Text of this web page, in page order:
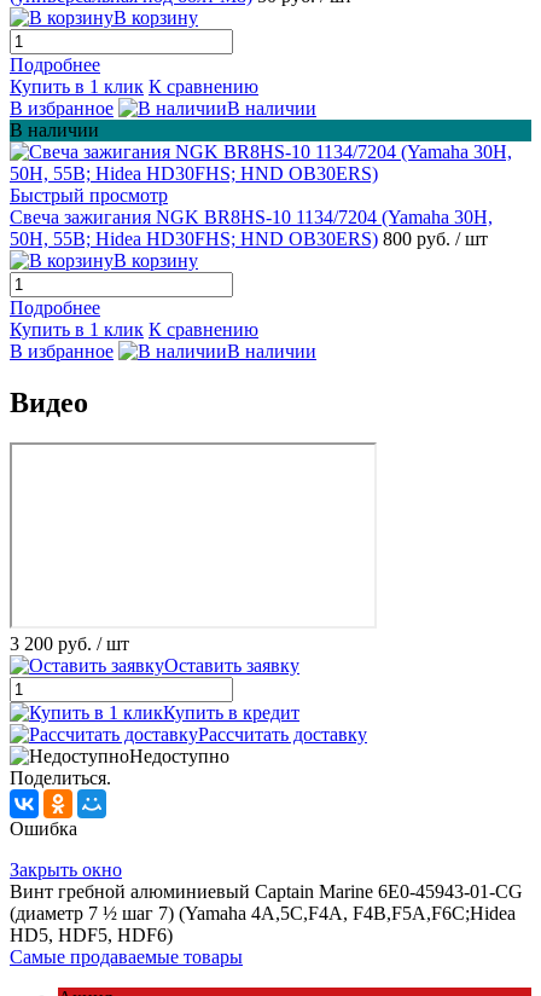
В корзину
Подробнее
Купить в 1 клик К сравнению
В избранное
В наличии
В наличии
Быстрый просмотр
Свеча зажигания NGK BR8HS-10 1134/7204 (Yamaha 30H,
50H, 55B; Hidea HD30FHS; HND OB30ERS) 800 руб. / шт
В корзину
Подробнее
Купить в 1 клик К сравнению
В избранное
В наличии
Видео
3 200 руб. / шт
Оставить заявку
Купить в кредит
Рассчитать доставку
Недоступно
Поделиться.
Ошибка
Закрыть окно
Винт гребной алюминиевый Captain Marine 6E0-45943-01-CG
(диаметр 7 ½ шаг 7) (Yamaha 4A,5C,F4A, F4B,F5A,F6C;Hidea
HD5, HDF5, HDF6)
Самые продаваемые товары